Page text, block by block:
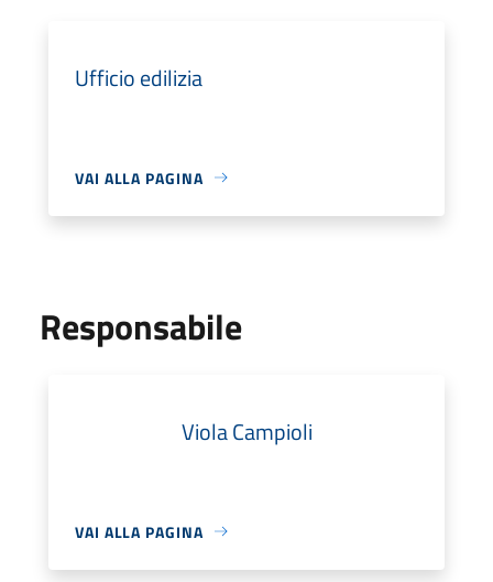
Ufficio edilizia
VAI ALLA PAGINA
Responsabile
Viola Campioli
VAI ALLA PAGINA